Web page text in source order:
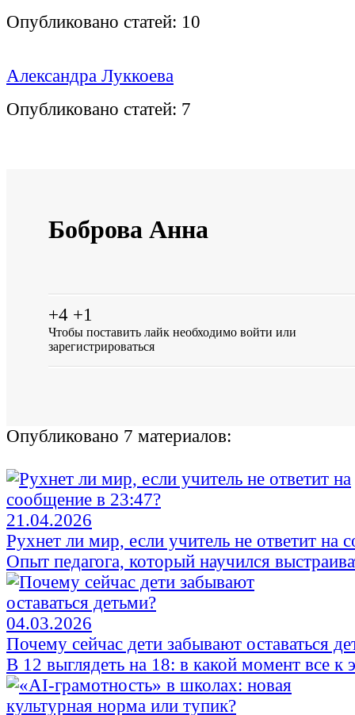
Опубликовано статей: 10
Александра Луккоева
Опубликовано статей: 7
Боброва Анна
+4 +1
Чтобы поставить лайк необходимо войти или
зарегистрироваться
Опубликовано 7 материалов:
21.04.2026
Рухнет ли мир, если учитель не ответит на
Опыт педагога, который научился
04.03.2026
Почему сейчас дети забывают оставаться
В 12 выглядеть на 18: в какой момент все к